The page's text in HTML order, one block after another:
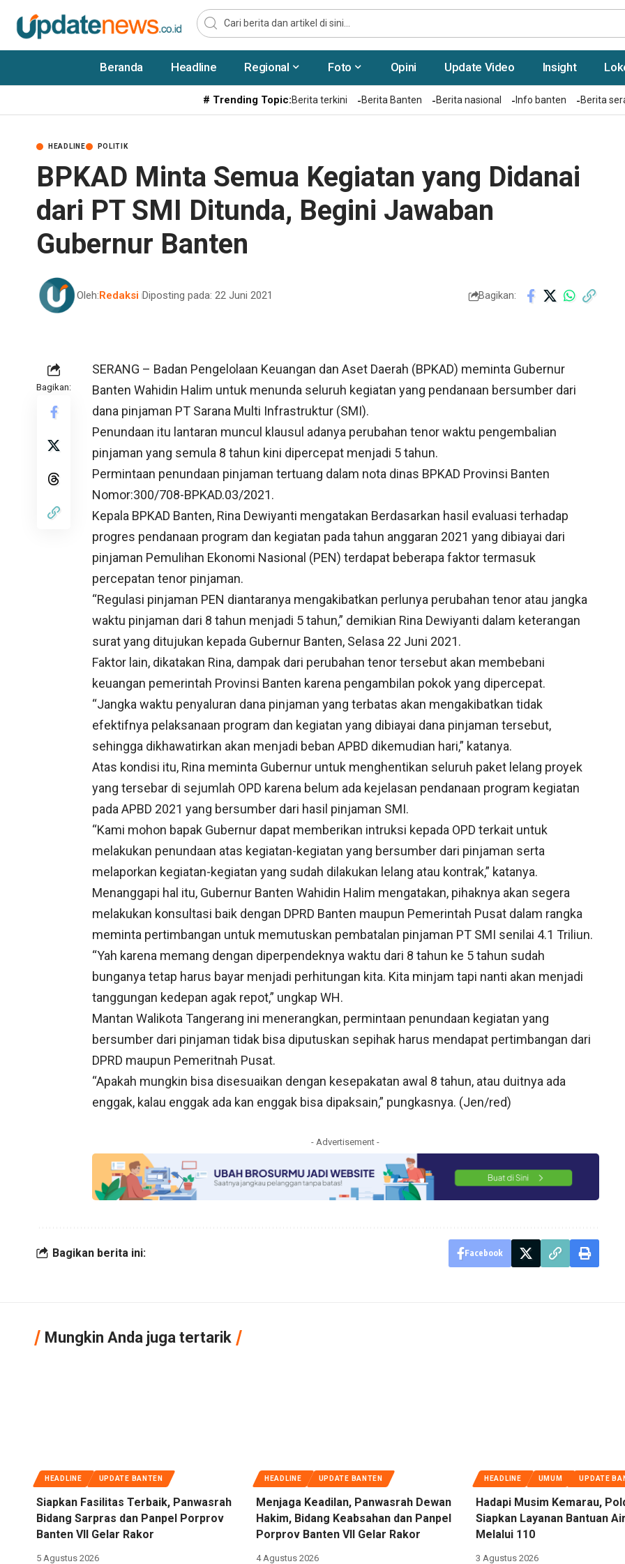
Beranda Headline Regional Foto Opini Update Video Insight
# Trending Topic:Berita terkini Berita Banten Berita nasional Info banten Berita
HEADLINE POLITIK
BPKAD Minta Semua Kegiatan yang Didanai
dari PT SMI Ditunda, Begini Jawaban
Gubernur Banten
Oleh: Redaksi Diposting pada: 22 Juni 2021 Bagikan:
Bagikan:
SERANG – Badan Pengelolaan Keuangan dan Aset Daerah (BPKAD) meminta Gubernur
Banten Wahidin Halim untuk menunda seluruh kegiatan yang pendanaan bersumber dari
dana pinjaman PT Sarana Multi Infrastruktur (SMI).
Penundaan itu lantaran muncul klausul adanya perubahan tenor waktu pengembalian
pinjaman yang semula 8 tahun kini dipercepat menjadi 5 tahun.
Permintaan penundaan pinjaman tertuang dalam nota dinas BPKAD Provinsi Banten
Nomor:300/708-BPKAD.03/2021.
Kepala BPKAD Banten, Rina Dewiyanti mengatakan Berdasarkan hasil evaluasi terhadap
progres pendanaan program dan kegiatan pada tahun anggaran 2021 yang dibiayai dari
pinjaman Pemulihan Ekonomi Nasional (PEN) terdapat beberapa faktor termasuk
percepatan tenor pinjaman.
“Regulasi pinjaman PEN diantaranya mengakibatkan perlunya perubahan tenor atau jangka
waktu pinjaman dari 8 tahun menjadi 5 tahun,” demikian Rina Dewiyanti dalam keterangan
surat yang ditujukan kepada Gubernur Banten, Selasa 22 Juni 2021.
Faktor lain, dikatakan Rina, dampak dari perubahan tenor tersebut akan membebani
keuangan pemerintah Provinsi Banten karena pengambilan pokok yang dipercepat.
“Jangka waktu penyaluran dana pinjaman yang terbatas akan mengakibatkan tidak
efektifnya pelaksanaan program dan kegiatan yang dibiayai dana pinjaman tersebut,
sehingga dikhawatirkan akan menjadi beban APBD dikemudian hari,” katanya.
Atas kondisi itu, Rina meminta Gubernur untuk menghentikan seluruh paket lelang proyek
yang tersebar di sejumlah OPD karena belum ada kejelasan pendanaan program kegiatan
pada APBD 2021 yang bersumber dari hasil pinjaman SMI.
“Kami mohon bapak Gubernur dapat memberikan intruksi kepada OPD terkait untuk
melakukan penundaan atas kegiatan-kegiatan yang bersumber dari pinjaman serta
melaporkan kegiatan-kegiatan yang sudah dilakukan lelang atau kontrak,” katanya.
Menanggapi hal itu, Gubernur Banten Wahidin Halim mengatakan, pihaknya akan segera
melakukan konsultasi baik dengan DPRD Banten maupun Pemerintah Pusat dalam rangka
meminta pertimbangan untuk memutuskan pembatalan pinjaman PT SMI senilai 4.1 Triliun.
“Yah karena memang dengan diperpendeknya waktu dari 8 tahun ke 5 tahun sudah
bunganya tetap harus bayar menjadi perhitungan kita. Kita minjam tapi nanti akan menjadi
tanggungan kedepan agak repot,” ungkap WH.
Mantan Walikota Tangerang ini menerangkan, permintaan penundaan kegiatan yang
bersumber dari pinjaman tidak bisa diputuskan sepihak harus mendapat pertimbangan dari
DPRD maupun Pemeritnah Pusat.
“Apakah mungkin bisa disesuaikan dengan kesepakatan awal 8 tahun, atau duitnya ada
enggak, kalau enggak ada kan enggak bisa dipaksain,” pungkasnya. (Jen/red)
- Advertisement -
Bagikan berita ini: Facebook
Mungkin Anda juga tertarik
HEADLINE UPDATE BANTEN
Siapkan Fasilitas Terbaik, Panwasrah
Bidang Sarpras dan Panpel Porprov
Banten VII Gelar Rakor
5 Agustus 2026
HEADLINE UPDATE BANTEN
Menjaga Keadilan, Panwasrah Dewan
Hakim, Bidang Keabsahan dan Panpel
Porprov Banten VII Gelar Rakor
4 Agustus 2026
HEADLINE UMUM UPDATE
Hadapi Musim Kemarau,
Siapkan Layanan Bantuan
Melalui 110
3 Agustus 2026